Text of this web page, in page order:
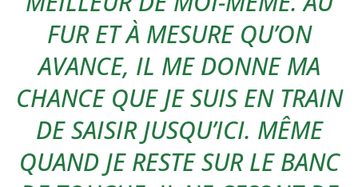
FUR ET À MESURE QU’ON
AVANCE, IL ME DONNE MA
CHANCE QUE JE SUIS EN TRAIN
DE SAISIR JUSQU’ICI. MÊME
QUAND JE RESTE SUR LE BANC